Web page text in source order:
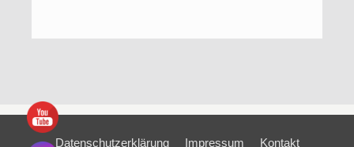
Datenschutzerklärung Impressum Kontakt